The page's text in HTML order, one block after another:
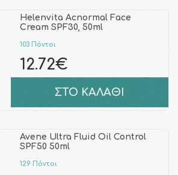
Helenvita Acnormal Face
Cream SPF30, 50ml
103 Πόντοι
12.72€
ΣΤΟ ΚΑΛΑΘΙ
Avene Ultra Fluid Oil Control
SPF50 50ml
129 Πόντοι